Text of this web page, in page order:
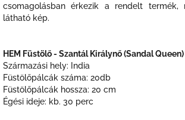
csomagolásban érkezik a rendelt
látható kép.
HEM Füstölő - Szantál Királynő (Sandal Queen)
Származási hely: India
Füstölőpálcák száma: 20db
Füstölőpálcák hossza: 20 cm
Égési ideje: kb. 30 perc